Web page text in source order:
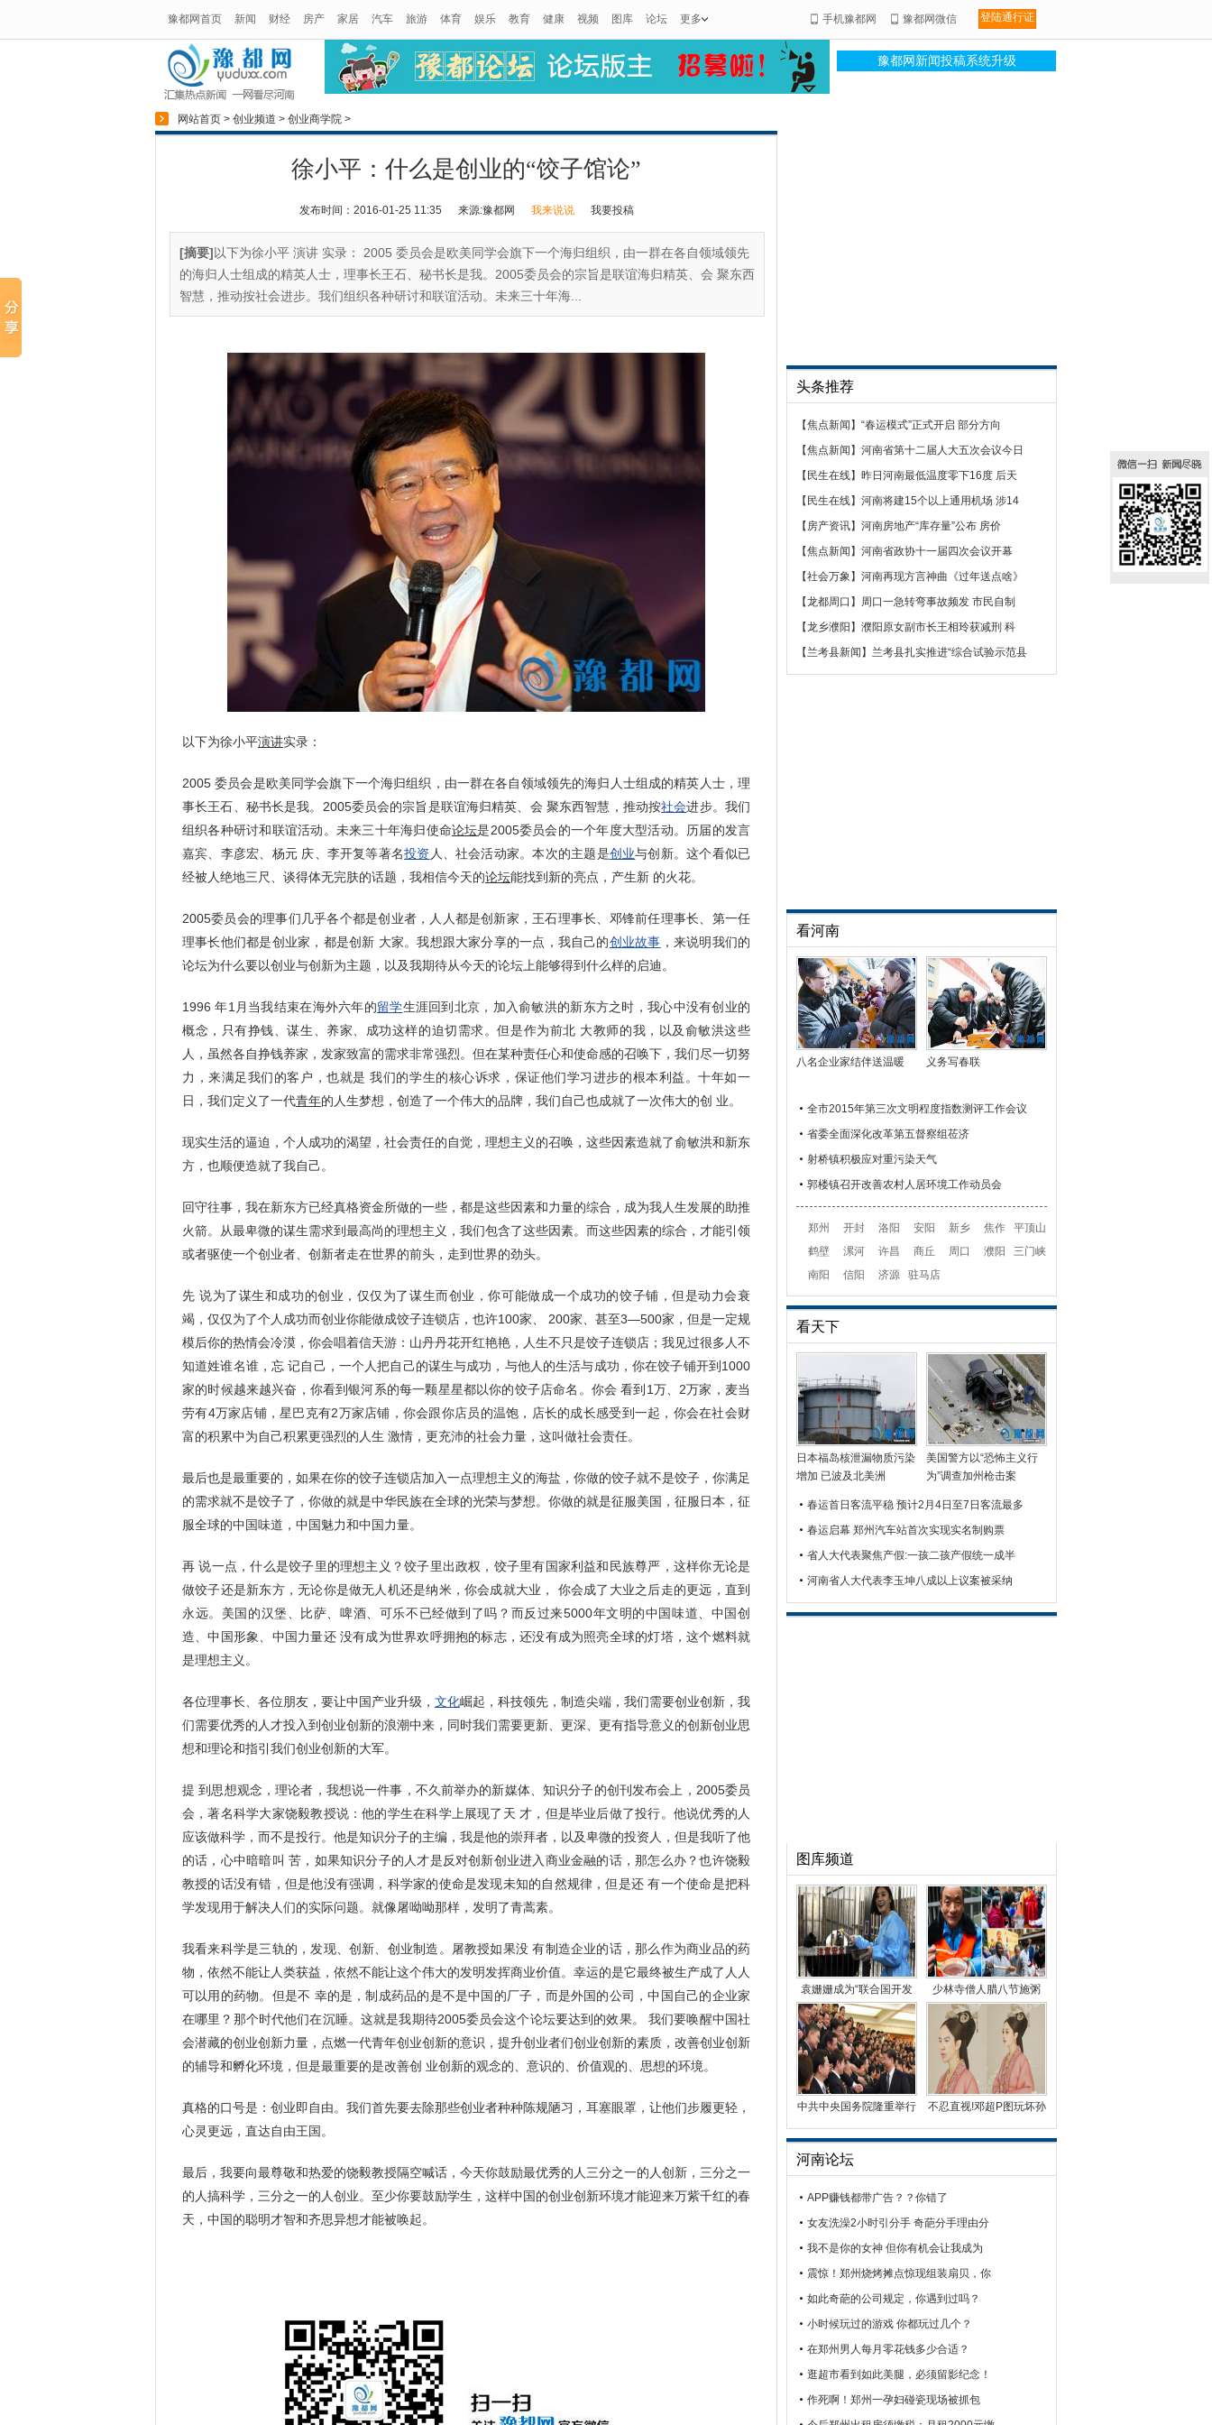
豫都网首页 新闻 财经 房产 家居 汽车 旅游 体育 娱乐 教育 健康 视频 图库 论坛 更多 手机豫都网 豫都网微信 登陆通行证
豫都网新闻投稿系统升级
网站首页 > 创业频道 > 创业商学院 >
徐小平：什么是创业的“饺子馆论”
发布时间：2016-01-25 11:35 来源:豫都网 我来说说 我要投稿
[摘要]以下为徐小平 演讲 实录： 2005 委员会是欧美同学会旗下一个海归组织，由一群在各自领域领先
的海归人士组成的精英人士，理事长王石、秘书长是我。2005委员会的宗旨是联谊海归精英、会 聚东西
智慧，推动按社会进步。我们组织各种研讨和联谊活动。未来三十年海...
以下为徐小平演讲实录：
2005 委员会是欧美同学会旗下一个海归组织，由一群在各自领域领先的海归人士组成的精英人士，理
事长王石、秘书长是我。2005委员会的宗旨是联谊海归精英、会 聚东西智慧，推动按社会进步。我们
组织各种研讨和联谊活动。未来三十年海归使命论坛是2005委员会的一个年度大型活动。历届的发言
嘉宾、李彦宏、杨元 庆、李开复等著名投资 人、社会活动家。本次的主题是创业与创新。这个看似已
经被人绝地三尺、谈得体无完肤的话题，我相信今天的论坛能找到新的亮点，产生新 的火花。
2005委员会的理事们几乎各个都是创业者，人人都是创新家，王石理事长、邓锋前任理事长、第一任
理事长他们都是创业家，都是创新 大家。我想跟大家分享的一点，我自己的创业故事 ，来说明我们的
论坛为什么要以创业与创新为主题，以及我期待从今天的论坛上能够得到什么样的启迪。
1996 年1月当我结束在海外六年的留学生涯回到北京，加入俞敏洪的新东方之时，我心中没有创业的
概念，只有挣钱、谋生、养家、成功这样的迫切需求。但是作为前北 大教师的我，以及俞敏洪这些
人，虽然各自挣钱养家，发家致富的需求非常强烈。但在某种责任心和使命感的召唤下，我们尽一切努
力，来满足我们的客户，也就是 我们的学生的核心诉求，保证他们学习进步的根本利益。十年如一
日，我们定义了一代青年的人生梦想，创造了一个伟大的品牌，我们自己也成就了一次伟大的创 业。
现实生活的逼迫，个人成功的渴望，社会责任的自觉，理想主义的召唤，这些因素造就了俞敏洪和新东
方，也顺便造就了我自己。
回守往事，我在新东方已经真格资金所做的一些，都是这些因素和力量的综合，成为我人生发展的助推
火箭。从最卑微的谋生需求到最高尚的理想主义，我们包含了这些因素。而这些因素的综合，才能引领
或者驱使一个创业者、创新者走在世界的前头，走到世界的劲头。
先 说为了谋生和成功的创业，仅仅为了谋生而创业，你可能做成一个成功的饺子铺，但是动力会衰
竭，仅仅为了个人成功而创业你能做成饺子连锁店，也许100家、 200家、甚至3—500家，但是一定规
模后你的热情会冷漠，你会唱着信天游：山丹丹花开红艳艳，人生不只是饺子连锁店；我见过很多人不
知道姓谁名谁，忘 记自己，一个人把自己的谋生与成功，与他人的生活与成功，你在饺子铺开到1000
家的时候越来越兴奋，你看到银河系的每一颗星星都以你的饺子店命名。你会 看到1万、2万家，麦当
劳有4万家店铺，星巴克有2万家店铺，你会跟你店员的温饱，店长的成长感受到一起，你会在社会财
富的积累中为自己积累更强烈的人生 激情，更充沛的社会力量，这叫做社会责任。
最后也是最重要的，如果在你的饺子连锁店加入一点理想主义的海盐，你做的饺子就不是饺子，你满足
的需求就不是饺子了，你做的就是中华民族在全球的光荣与梦想。你做的就是征服美国，征服日本，征
服全球的中国味道，中国魅力和中国力量。
再 说一点，什么是饺子里的理想主义？饺子里出政权，饺子里有国家利益和民族尊严，这样你无论是
做饺子还是新东方，无论你是做无人机还是纳米，你会成就大业， 你会成了大业之后走的更远，直到
永远。美国的汉堡、比萨、啤酒、可乐不已经做到了吗？而反过来5000年文明的中国味道、中国创
造、中国形象、中国力量还 没有成为世界欢呼拥抱的标志，还没有成为照亮全球的灯塔，这个燃料就
是理想主义。
各位理事长、各位朋友，要让中国产业升级， 文化崛起，科技领先，制造尖端，我们需要创业创新，我
们需要优秀的人才投入到创业创新的浪潮中来，同时我们需要更新、更深、更有指导意义的创新创业思
想和理论和指引我们创业创新的大军。
提 到思想观念，理论者，我想说一件事，不久前举办的新媒体、知识分子的创刊发布会上，2005委员
会，著名科学大家饶毅教授说：他的学生在科学上展现了天 才，但是毕业后做了投行。他说优秀的人
应该做科学，而不是投行。他是知识分子的主编，我是他的崇拜者，以及卑微的投资人，但是我听了他
的话，心中暗暗叫 苦，如果知识分子的人才是反对创新创业进入商业金融的话，那怎么办？也许饶毅
教授的话没有错，但是他没有强调，科学家的使命是发现未知的自然规律，但是还 有一个使命是把科
学发现用于解决人们的实际问题。就像屠呦呦那样，发明了青蒿素。
我看来科学是三轨的，发现、创新、创业制造。屠教授如果没 有制造企业的话，那么作为商业品的药
物，依然不能让人类获益，依然不能让这个伟大的发明发挥商业价值。幸运的是它最终被生产成了人人
可以用的药物。但是不 幸的是，制成药品的是不是中国的厂子，而是外国的公司，中国自己的企业家
在哪里？那个时代他们在沉睡。这就是我期待2005委员会这个论坛要达到的效果。 我们要唤醒中国社
会潜藏的创业创新力量，点燃一代青年创业创新的意识，提升创业者们创业创新的素质，改善创业创新
的辅导和孵化环境，但是最重要的是改善创 业创新的观念的、意识的、价值观的、思想的环境。
真格的口号是：创业即自由。我们首先要去除那些创业者种种陈规陋习，耳塞眼罩，让他们步履更轻，
心灵更远，直达自由王国。
最后，我要向最尊敬和热爱的饶毅教授隔空喊话，今天你鼓励最优秀的人三分之一的人创新，三分之一
的人搞科学，三分之一的人创业。至少你要鼓励学生，这样中国的创业创新环境才能迎来万紫千红的春
天，中国的聪明才智和齐思异想才能被唤起。
头条推荐
【焦点新闻 】 “春运模式”正式开启 部分方向
【焦点新闻 】 河南省第十二届人大五次会议今日
【 民生在线】 昨日河南最低温度零下16度 后天
【 民生在线】 河南将建15个以上通用机场 涉14
【 房产资讯】 河南房地产“库存量”公布 房价
【焦点新闻 】 河南省政协十一届四次会议开幕
【社会万象 】 河南再现方言神曲《过年送点啥》
【龙都周口 】 周口一急转弯事故频发 市民自制
【龙乡濮阳 】 濮阳原女副市长王相玲获减刑 科
【 兰考县新闻 】 兰考县扎实推进“综合试验示范县
看河南
八名企业家结伴送温暖 义务写春联
全市2015年第三次文明程度指数测评工作会议
省委全面深化改革第五督察组莅济
射桥镇积极应对重污染天气
郭楼镇召开改善农村人居环境工作动员会
郑州 开封 洛阳 安阳 新乡 焦作
平顶山
鹤壁
漯河 许昌 商丘 周口 濮阳
三门峡
南阳
信阳 济源 驻马店
看天下
日本福岛核泄漏物质污染
增加 已波及北美洲
美国警方以“恐怖主义行
为”调查加州枪击案
春运首日客流平稳 预计2月4日至7日客流最多
春运启幕 郑州汽车站首次实现实名制购票
省人大代表聚焦产假:一孩二孩产假统一成半
河南省人大代表李玉坤八成以上议案被采纳
图库频道
袁姗姗成为“联合国开发
计划署熊猫明星使者
少林寺僧人腊八节施粥
香气四溢
中共中央国务院隆重举行
不忍直视!邓超P图玩坏孙
河南论坛
APP赚钱都带广告？？你错了
女友洗澡2小时引分手 奇葩分手理由分
我不是你的女神 但你有机会让我成为
震惊！郑州烧烤摊点惊现组装扇贝，你
如此奇葩的公司规定，你遇到过吗？
小时候玩过的游戏 你都玩过几个？
在郑州男人每月零花钱多少合适？
逛超市看到如此美腿，必须留影纪念！
作死啊！郑州一孕妇碰瓷现场被抓包